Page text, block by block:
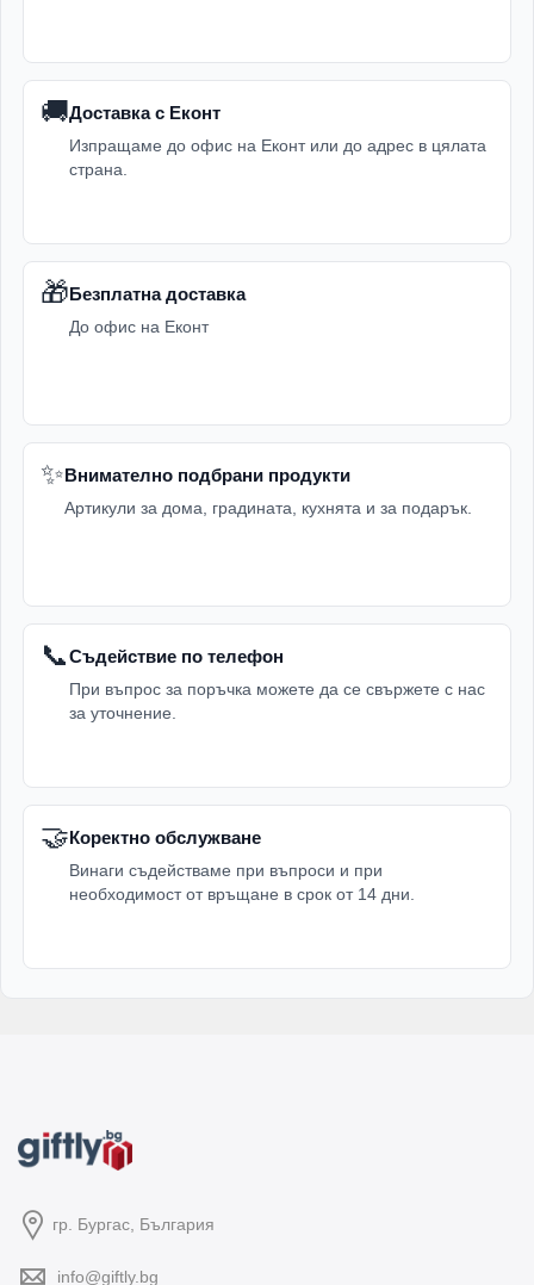
🚚Доставка с Еконт
Изпращаме до офис на Еконт или до адрес в цялата
страна.
🎁Безплатна доставка
До офис на Еконт
✨Внимателно подбрани продукти
Артикули за дома, градината, кухнята и за подарък.
📞Съдействие по телефон
При въпрос за поръчка можете да се свържете с нас
за уточнение.
🤝Коректно обслужване
Винаги съдействаме при въпроси и при
необходимост от връщане в срок от 14 дни.
гр. Бургас, България
info@giftly.bg